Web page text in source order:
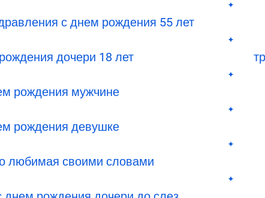
с днем ​​рождения 55 лет
дочери 18 лет
рождения мужчине
рождения девушке
любимая своими словами